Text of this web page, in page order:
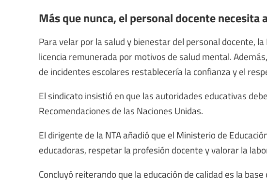
Más que nunca, el personal docente necesita
Para velar por la salud y bienestar del personal docente,
licencia remunerada por motivos de salud mental.
de incidentes escolares restablecería la confianza y el
El sindicato insistió en que las autoridades educativas
Recomendaciones de las Naciones Unidas.
El dirigente de la NTA añadió que el Ministerio de
educadoras, respetar la profesión docente y valorar la
Concluyó reiterando que la educación de calidad es la